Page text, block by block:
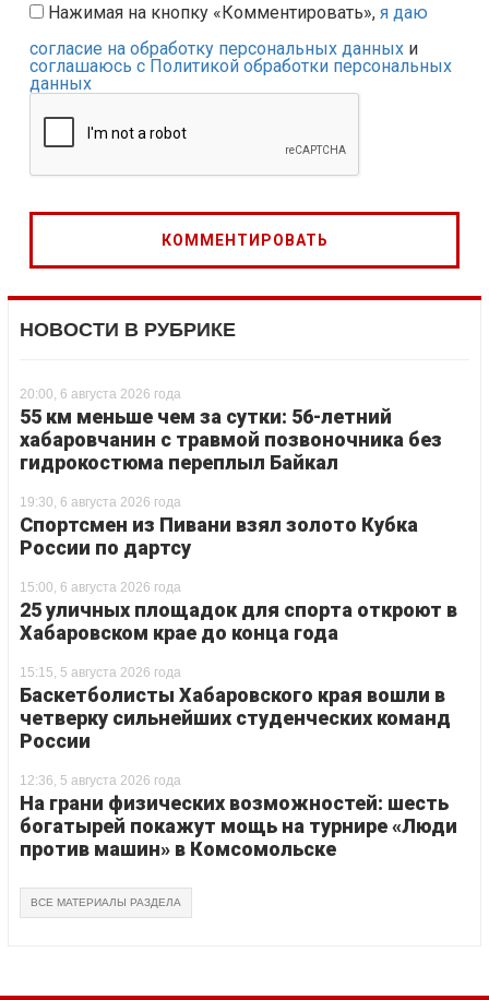
Нажимая на кнопку «Комментировать», я даю
согласие на обработку персональных данных и
соглашаюсь с Политикой обработки персональных
данных
НОВОСТИ В РУБРИКЕ
20:00, 6 августа 2026 года
55 км меньше чем за сутки: 56-летний
хабаровчанин с травмой позвоночника без
гидрокостюма переплыл Байкал
19:30, 6 августа 2026 года
Спортсмен из Пивани взял золото Кубка
России по дартсу
15:00, 6 августа 2026 года
25 уличных площадок для спорта откроют в
Хабаровском крае до конца года
15:15, 5 августа 2026 года
Баскетболисты Хабаровского края вошли в
четверку сильнейших студенческих команд
России
12:36, 5 августа 2026 года
На грани физических возможностей: шесть
богатырей покажут мощь на турнире «Люди
против машин» в Комсомольске
ВСЕ МАТЕРИАЛЫ РАЗДЕЛА